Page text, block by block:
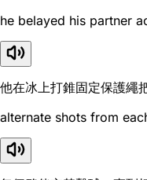
he belayed his partner
他在冰上打錐固定保護繩
alternate shots from